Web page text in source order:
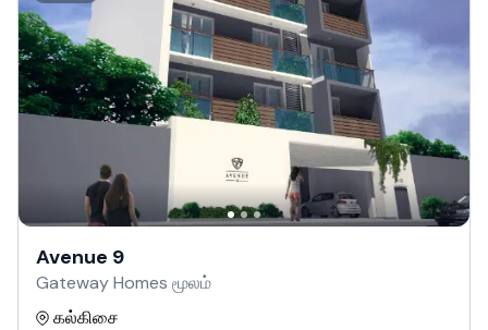
Avenue 9
Gateway Homes மூலம்
கல்கிசை